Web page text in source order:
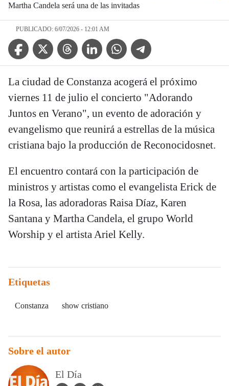
Martha Candela será una de las invitadas
PUBLICADO: 6/07/2026 - 12:01 AM
Facebook IconTwitter IconThreads IconLinkedin IconWhatsApp IconTelegram Icon
La ciudad de Constanza acogerá el próximo
viernes 11 de julio el concierto "Adorando
Juntos en Verano", un evento de adoración y
evangelismo que reunirá a estrellas de la música
cristiana bajo la producción de Reconocidosnet.
El encuentro contará con la participación de
ministros y artistas como el evangelista Erick de
la Rosa, las adoradoras Raisa Díaz, Karen
Santana y Martha Candela, el grupo World
Worship y el artista Ariel Kelly.
Etiquetas
Constanza show cristiano
Sobre el autor
El Día